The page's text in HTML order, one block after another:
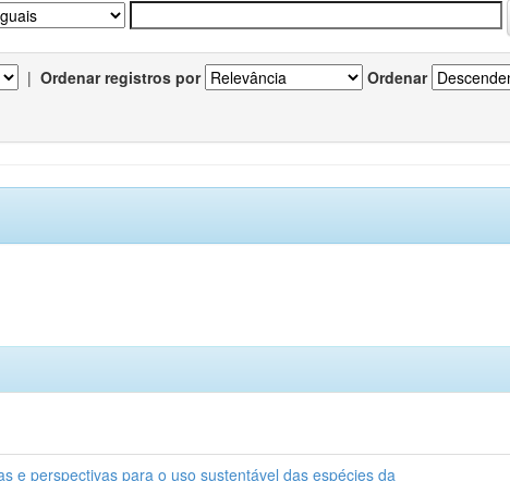
| Ordenar registros por Ordenar
e perspectivas para o uso sustentável das espécies da